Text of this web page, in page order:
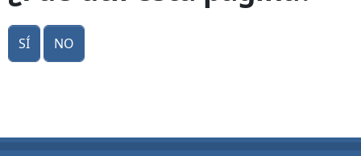
Sí No